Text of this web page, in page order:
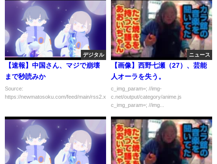
デジタル
【速報】中国さん、マジで崩壊
まで秒読みか
Source:
https://newmatosoku.com/feed/main/rss2.xml...
ニュース
【画像】西野七瀬（27）、芸能
人オーラを失う。
c_img_param=; //img-
c.net/output/category/anime.js
c_img_param=; //img...